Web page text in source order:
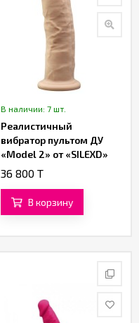
В наличии: 7 шт.
Реалистичный
вибратор пультом ДУ
«Model 2» от «SILEXD»
(17,5 см)
36 800 T
В корзину